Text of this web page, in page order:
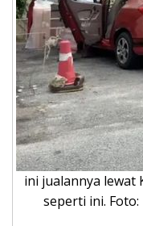
ini jualannya lewat
seperti ini.